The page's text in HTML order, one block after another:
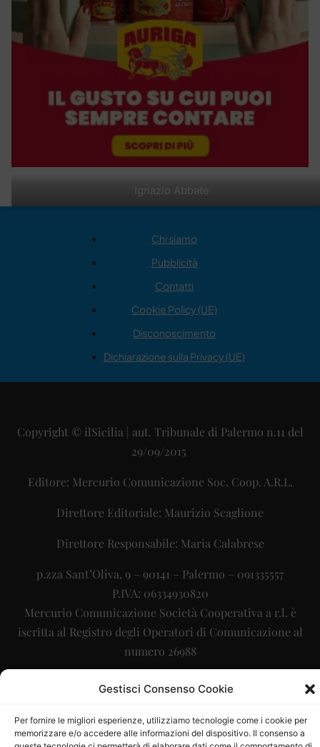
Gestisci Consenso Cookie
Per fornire le migliori esperienze, utilizziamo tecnologie come i cookie per
memorizzare e/o accedere alle informazioni del dispositivo. Il consenso a
Ignazio Abbate
Chi siamo
Pubblicità
Contatti
Cookie Policy (UE)
Disconoscimento
Dichiarazione sulla Privacy (UE)
Copyright © ilSicilia | aut. Tribunale di Palermo n.11 del
29/09/2015
Editore: Mercurio Comunicazione Soc. Coop. A.R.L.
Direttore Editoriale: Maurizio Scaglione
Direttore Responsabile: Maria Calabrese
p.zza Sant’Oliva, 9 – 90141 – Palermo – 091335557
P.IVA: 06334930820
Mercurio Comunicazione Società Cooperativa a r.l. è
iscritta al Registro degli Operatori di Comunicazione al
numero 26988
Sito gestito da La Digitale srl info@ladigitale.it